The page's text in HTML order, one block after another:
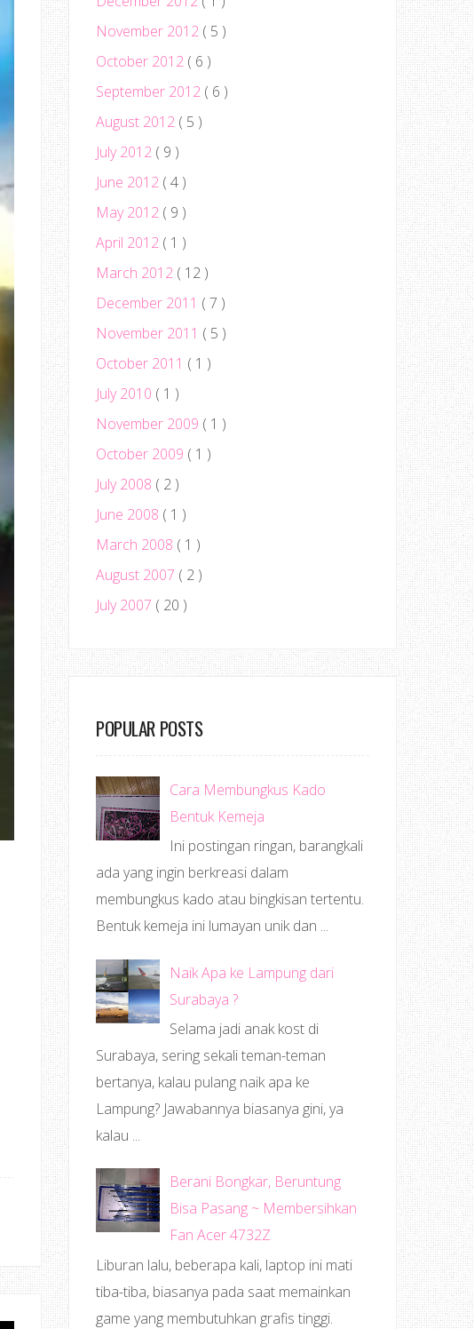
November 2012 ( 5 )
October 2012 ( 6 )
September 2012 ( 6 )
August 2012 ( 5 )
July 2012 ( 9 )
June 2012 ( 4 )
May 2012 ( 9 )
April 2012 ( 1 )
March 2012 ( 12 )
December 2011 ( 7 )
November 2011 ( 5 )
October 2011 ( 1 )
July 2010 ( 1 )
November 2009 ( 1 )
October 2009 ( 1 )
July 2008 ( 2 )
June 2008 ( 1 )
March 2008 ( 1 )
August 2007 ( 2 )
July 2007 ( 20 )
POPULAR POSTS
Cara Membungkus Kado
Bentuk Kemeja
Ini postingan ringan, barangkali
ada yang ingin berkreasi dalam
membungkus kado atau bingkisan tertentu.
Bentuk kemeja ini lumayan unik dan ...
Naik Apa ke Lampung dari
Surabaya ?
Selama jadi anak kost di
Surabaya, sering sekali teman-teman
bertanya, kalau pulang naik apa ke
Lampung? Jawabannya biasanya gini, ya
kalau ...
Berani Bongkar, Beruntung
Bisa Pasang ~ Membersihkan
Fan Acer 4732Z
Liburan lalu, beberapa kali, laptop ini mati
tiba-tiba, biasanya pada saat memainkan
game yang membutuhkan grafis tinggi.